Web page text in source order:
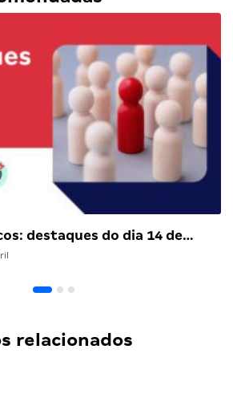
destaques do dia 14 de…
relacionados